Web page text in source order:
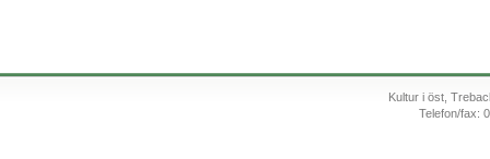
Kultur i öst,
Telefon/fax: